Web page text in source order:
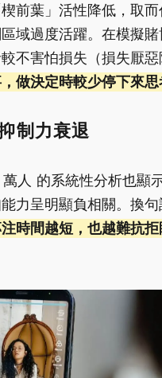
前葉」活性降低，取
域過度活躍。在模擬賭
不害怕損失（損失厭惡
做決定時較少停下來思
制力衰退
人 的系統性分析也顯
力呈明顯負相關。換句
時間越短，也越難抗